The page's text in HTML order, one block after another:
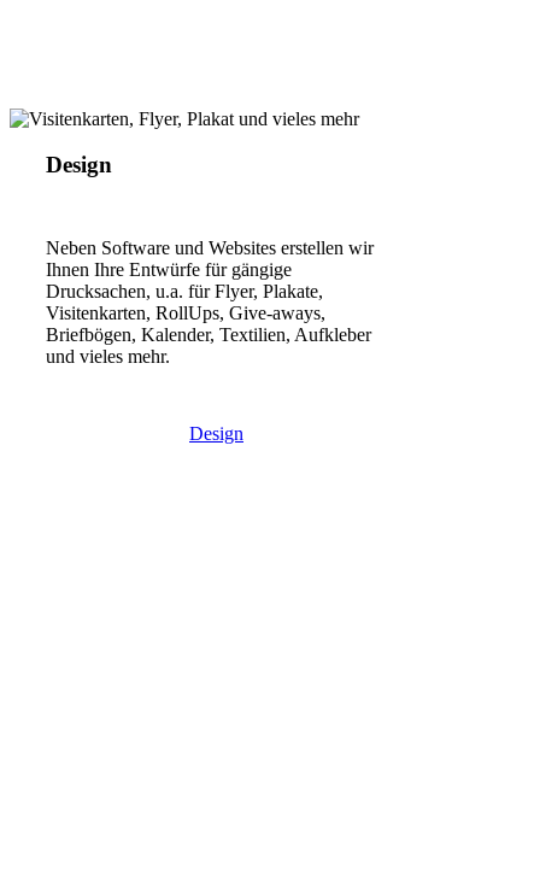
Design
Neben Software und Websites erstellen wir
Ihnen Ihre Entwürfe für gängige
Drucksachen, u.a. für Flyer, Plakate,
Visitenkarten, RollUps, Give-aways,
Briefbögen, Kalender, Textilien, Aufkleber
und vieles mehr.
Design